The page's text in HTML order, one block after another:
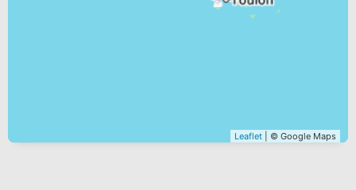
Leaflet | © Google Maps